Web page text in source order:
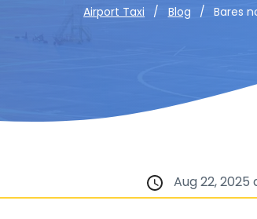
Airport Taxi Blog Bares
Aug 22, 2025